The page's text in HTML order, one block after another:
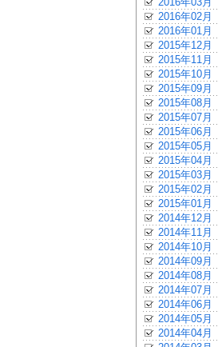
2016年02月
2016年01月
2015年12月
2015年11月
2015年10月
2015年09月
2015年08月
2015年07月
2015年06月
2015年05月
2015年04月
2015年03月
2015年02月
2015年01月
2014年12月
2014年11月
2014年10月
2014年09月
2014年08月
2014年07月
2014年06月
2014年05月
2014年04月